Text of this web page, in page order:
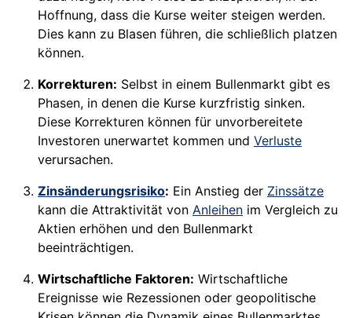
Hoffnung, dass die Kurse weiter steigen werden.
Dies kann zu Blasen führen, die schließlich platzen
können.
Korrekturen: Selbst in einem Bullenmarkt gibt es
Phasen, in denen die Kurse kurzfristig sinken.
Diese Korrekturen können für unvorbereitete
Investoren unerwartet kommen und Verluste
verursachen.
Zinsänderungsrisiko: Ein Anstieg der Zinssätze
kann die Attraktivität von Anleihen im Vergleich zu
Aktien erhöhen und den Bullenmarkt
beeinträchtigen.
Wirtschaftliche Faktoren: Wirtschaftliche
Ereignisse wie Rezessionen oder geopolitische